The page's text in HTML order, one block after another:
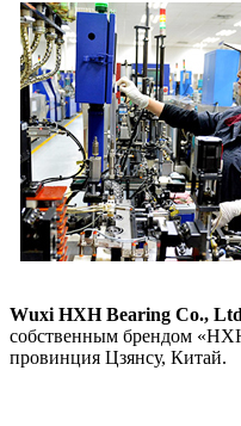
Wuxi HXH Bearing Co.,
собственным брендом
провинция Цзянсу, Китай.